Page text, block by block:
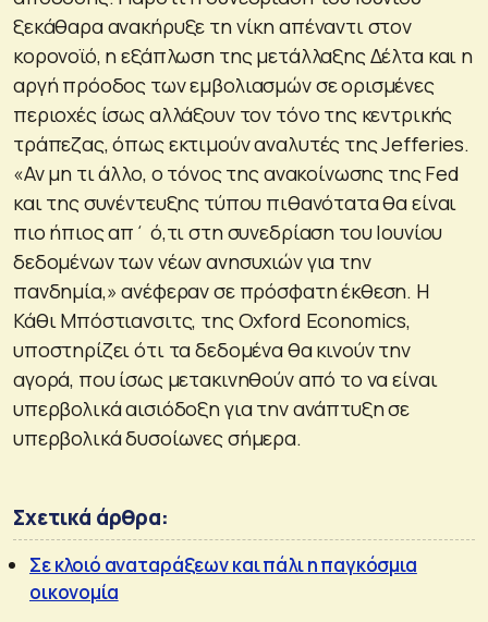
ξεκάθαρα ανακήρυξε τη νίκη απέναντι στον
κορονοϊό, η εξάπλωση της μετάλλαξης Δέλτα και η
αργή πρόοδος των εμβολιασμών σε ορισμένες
περιοχές ίσως αλλάξουν τον τόνο της κεντρικής
τράπεζας, όπως εκτιμούν αναλυτές της Jefferies.
«Αν μη τι άλλο, ο τόνος της ανακοίνωσης της Fed
και της συνέντευξης τύπου πιθανότατα θα είναι
πιο ήπιος απ΄ ό,τι στη συνεδρίαση του Ιουνίου
δεδομένων των νέων ανησυχιών για την
πανδημία,» ανέφεραν σε πρόσφατη έκθεση. Η
Κάθι Μπόστιανσιτς, της Oxford Economics,
υποστηρίζει ότι τα δεδομένα θα κινούν την
αγορά, που ίσως μετακινηθούν από το να είναι
υπερβολικά αισιόδοξη για την ανάπτυξη σε
υπερβολικά δυσοίωνες σήμερα.
Σχετικά άρθρα:
Σε κλοιό αναταράξεων και πάλι η παγκόσμια
οικονομία